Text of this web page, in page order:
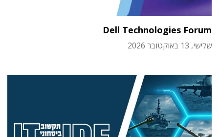
Dell Technologies Forum
שלישי, 13 באוקטובר 2026